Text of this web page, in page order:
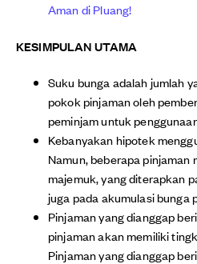
Aman di Pluang!
KESIMPULAN UTAMA
Suku bunga adalah jumlah
pokok pinjaman oleh
peminjam untuk
Kebanyakan hipotek
Namun, beberapa pinjaman
majemuk, yang diterapkan
juga pada akumulasi bunga
Pinjaman yang dianggap
pinjaman akan memiliki
Pinjaman yang dianggap